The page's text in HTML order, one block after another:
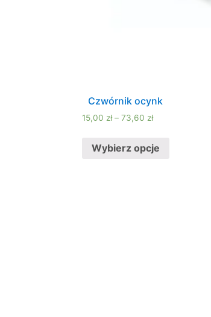
Czwórnik ocynk
15,00 zł – 73,60 zł
Wybierz opcje